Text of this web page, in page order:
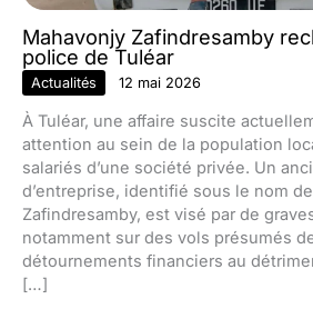
Mahavonjy Zafindresamby
police de Tuléar
Actualités 12 mai 2026
À Tuléar, une affaire suscite
attention au sein de la population
salariés d’une société privée. Un
d’entreprise, identifié sous le nom
Zafindresamby, est visé par de
notamment sur des vols présumés
détournements financiers au
[…]